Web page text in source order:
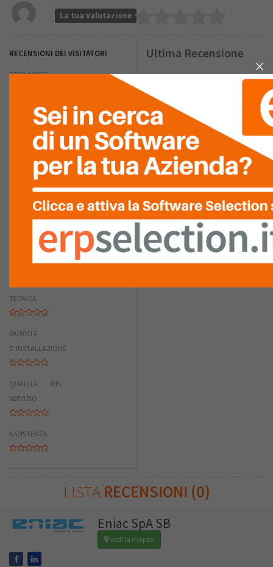
La tua Valutazione
RECENSIONI DEI VISITATORI
ECCELLENTE
BUONO
NELLA MEDIA
SCARSO
PESSIMO
RIASSUNTO PUNTEGGIO
TECNICA
RAPIDITÀ
D'INSTALLAZIONE
QUALITÀ DEL
SERVIZIO
ASSISTENZA
Ultima Recensione
Nessuna recensione è stata
ancora inserita.
LISTA RECENSIONI (0)
Eniac SpA SB
Vedi la mappa